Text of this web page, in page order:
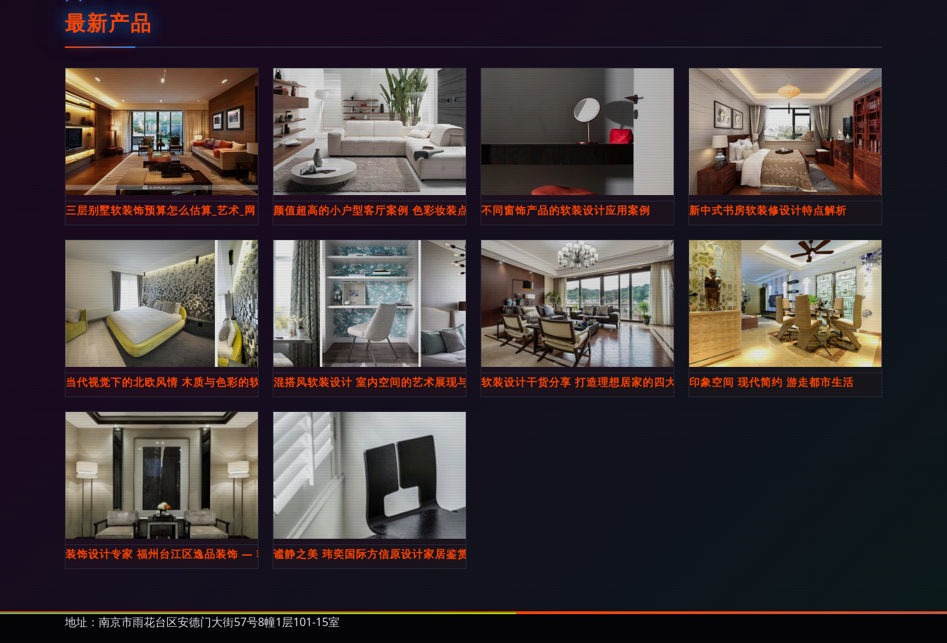
最新产品
三层别墅软装饰预算怎么估算_艺术_网 颜值超高的小户型客厅案例 色彩妆装点冬季家居-家居快讯-武汉搜房网家居装修
不同窗饰产品的软装设计应用案例 新中式书房软装修设计特点解析
当代视觉下的北欧风情 木质与色彩的软装新生混搭风软装设计 室内空间的艺术展现与实践软装设计干货分享 打造理想居家的四大核心技巧印象空间 现代简约 游走都市生活
装饰设计专家 福州台江区逸品装饰 — 软装设计专业之选谧静之美 玮奕国际方信原设计家居鉴赏
地址：南京市雨花台区安德门大街57号8幢1层101-15室